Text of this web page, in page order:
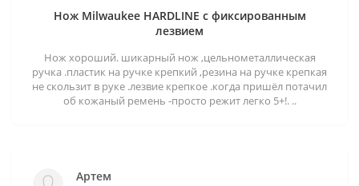
Нож Milwaukee HARDLINE с фиксированным
лезвием
Нож хороший. шикарный нож ,цельнометаллическая
ручка .пластик на ручке крепкий ,резина на ручке крепкая
не скользит в руке .лезвие крепкое .когда пришёл потачил
об кожаный ремень -просто режит легко 5+!. ..
Артем